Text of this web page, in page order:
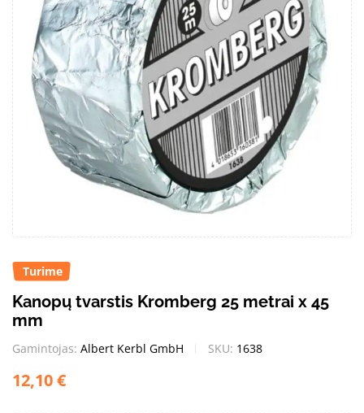
Turime
Kanopų tvarstis Kromberg 25 metrai x 45
mm
Gamintojas: Albert Kerbl GmbH SKU: 1638
12,10€